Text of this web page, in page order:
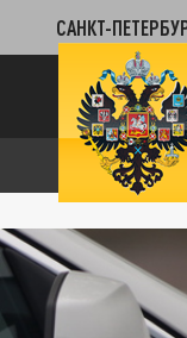
САНКТ-